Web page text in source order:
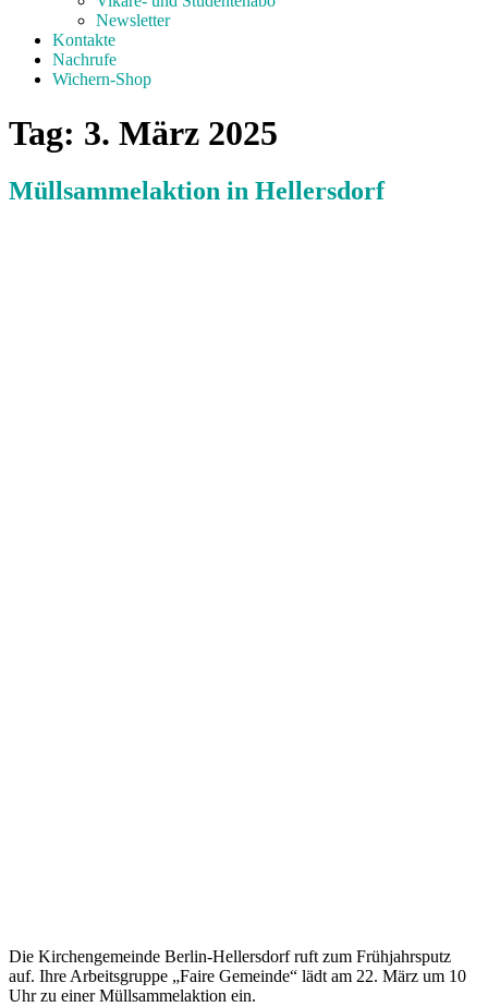
Newsletter
Kontakte
Nachrufe
Wichern-Shop
Tag: 3. März 2025
Müllsammelaktion in Hellersdorf
Die Kirchengemeinde Berlin-Hellersdorf ruft zum Frühjahrsputz
auf. Ihre Arbeitsgruppe „Faire Gemeinde“ lädt am 22. März um 10
Uhr zu einer Müllsammelaktion ein.